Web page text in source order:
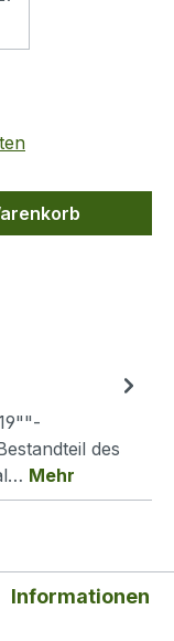
des
Mehr
Informationen